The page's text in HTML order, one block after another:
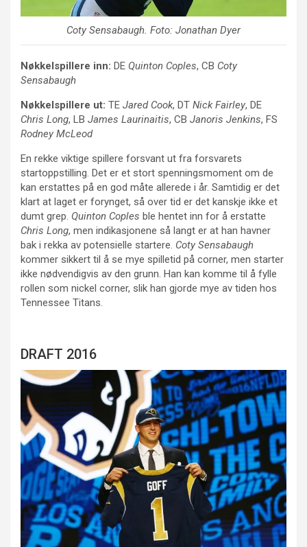
Coty Sensabaugh . Foto: Jonathan Dyer
Nøkkelspillere inn: DE Quinton Coples, CB Coty
Sensabaugh
Nøkkelspillere ut: TE Jared Cook, DT Nick Fairley, DE
Chris Long, LB James Laurinaitis, CB Janoris Jenkins, FS
Rodney McLeod
En rekke viktige spillere forsvant ut fra forsvarets
startoppstilling. Det er et stort spenningsmoment om de
kan erstattes på en god måte allerede i år. Samtidig er det
klart at laget er forynget, så over tid er det kanskje ikke et
dumt grep. Quinton Coples ble hentet inn for å erstatte
Chris Long, men indikasjonene så langt er at han havner
bak i rekka av potensielle startere. Coty Sensabaugh
kommer sikkert til å se mye spilletid på corner, men starter
ikke nødvendigvis av den grunn. Han kan komme til å fylle
rollen som nickel corner, slik han gjorde mye av tiden hos
Tennessee Titans.
DRAFT 2016